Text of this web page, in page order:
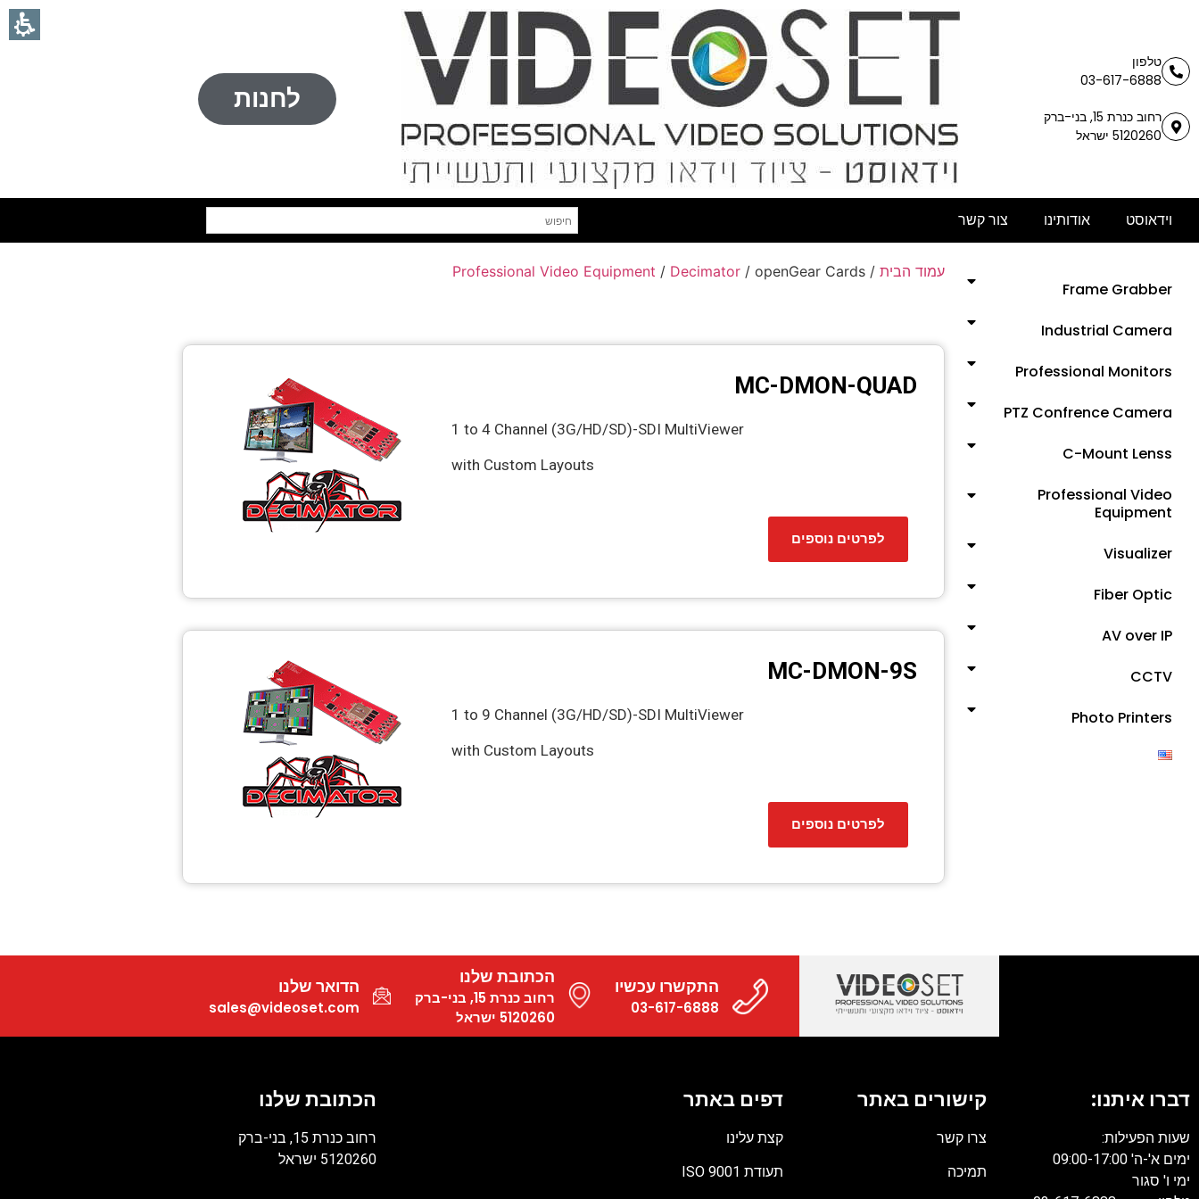
טלפון
03-617-6888
רחוב כנרת 15, בני-ברק
5120260 ישראל
לחנות
וידאוסט אודותינו צור קשר
Frame Grabber
Industrial Camera
Professional Monitors
PTZ Confrence Camera
C-Mount Lenss
Professional Video
Equipment
Visualizer
Fiber Optic
AV over IP
CCTV
Photo Printers
עמוד הבית /
Professional Video Equipment / Decimator / openGear Cards
MC-DMON-QUAD
1 to 4 Channel (3G/HD/SD)-SDI MultiViewer
with Custom Layouts
לפרטים נוספים
MC-DMON-9S
1 to 9 Channel (3G/HD/SD)-SDI MultiViewer
with Custom Layouts
לפרטים נוספים
התקשרו עכשיו
03-617-6888
הכתובת שלנו
רחוב כנרת 15, בני-ברק
5120260 ישראל
הדואר שלנו
sales@videoset.com
דברו איתנו:
שעות הפעילות:
ימים א'-ה' 09:00-17:00
ימי ו' סגור
קישורים באתר
צרו קשר
תמיכה
דפים באתר
קצת עלינו
תעודת ISO 9001
הכתובת שלנו
רחוב כנרת 15, בני-ברק
5120260 ישראל